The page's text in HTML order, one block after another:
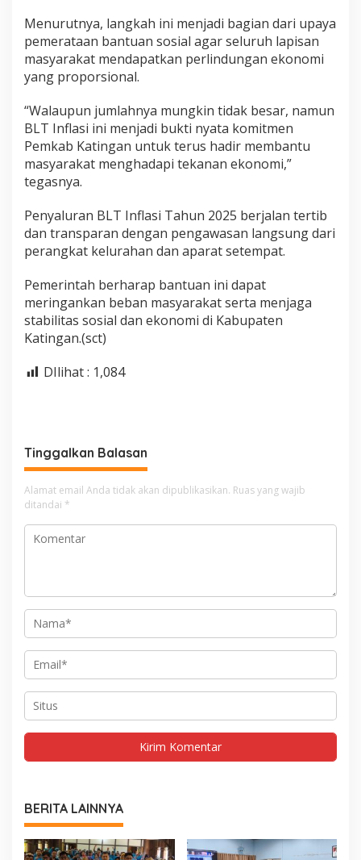
Menurutnya, langkah ini menjadi bagian dari upaya
pemerataan bantuan sosial agar seluruh lapisan
masyarakat mendapatkan perlindungan ekonomi
yang proporsional.
“Walaupun jumlahnya mungkin tidak besar, namun
BLT Inflasi ini menjadi bukti nyata komitmen
Pemkab Katingan untuk terus hadir membantu
masyarakat menghadapi tekanan ekonomi,”
tegasnya.
Penyaluran BLT Inflasi Tahun 2025 berjalan tertib
dan transparan dengan pengawasan langsung dari
perangkat kelurahan dan aparat setempat.
Pemerintah berharap bantuan ini dapat
meringankan beban masyarakat serta menjaga
stabilitas sosial dan ekonomi di Kabupaten
Katingan.(sct)
DIlihat : 1,084
Tinggalkan Balasan
Alamat email Anda tidak akan dipublikasikan. Ruas yang wajib
ditandai *
BERITA LAINNYA